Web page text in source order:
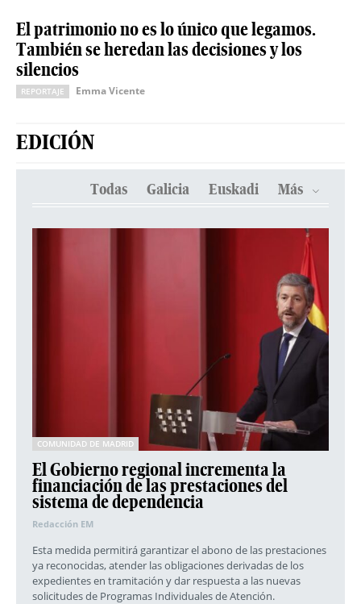
El patrimonio no es lo único que legamos.
También se heredan las decisiones y los
silencios
REPORTAJE Emma Vicente
EDICIÓN
Todas Galicia Euskadi Más
COMUNIDAD DE MADRID
El Gobierno regional incrementa la
financiación de las prestaciones del
sistema de dependencia
Redacción EM
Esta medida permitirá garantizar el abono de las prestaciones
ya reconocidas, atender las obligaciones derivadas de los
expedientes en tramitación y dar respuesta a las nuevas
solicitudes de Programas Individuales de Atención.